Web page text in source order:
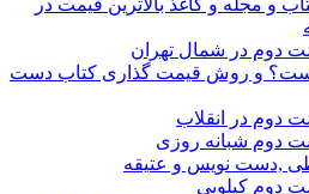
و مجله و کاغذ بالاترین قیمت در
دوم در شمال تهران
و روش قیمت گذاری کتاب دست
دوم در انقلاب
دوم شبانه روزی
,دست نویس و عتیقه
دوم کیلویی